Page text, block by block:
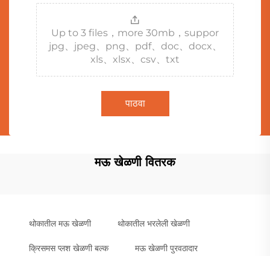
Up to 3 files，more 30mb，suppor
jpg、jpeg、png、pdf、doc、docx、
xls、xlsx、csv、txt
पाठवा
मऊ खेळणी वितरक
थोकातील मऊ खेळणी थोकातील भरलेली खेळणी
क्रिसमस प्लश खेळणी बल्क मऊ खेळणी पुरवठादार